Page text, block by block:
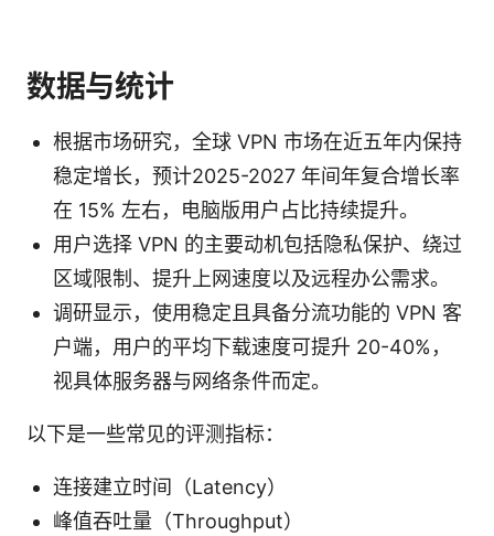
数据与统计
根据市场研究，全球 VPN 市场在近五年内保持
稳定增长，预计2025-2027 年间年复合增长率
在 15% 左右，电脑版用户占比持续提升。
用户选择 VPN 的主要动机包括隐私保护、绕过
区域限制、提升上网速度以及远程办公需求。
调研显示，使用稳定且具备分流功能的 VPN 客
户端，用户的平均下载速度可提升 20-40%，
视具体服务器与网络条件而定。
以下是一些常见的评测指标：
连接建立时间（Latency）
峰值吞吐量（Throughput）